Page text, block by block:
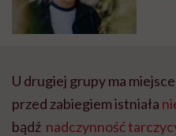
U drugiej grupy ma
przed zabiegiem istniała
bądź nadczynność